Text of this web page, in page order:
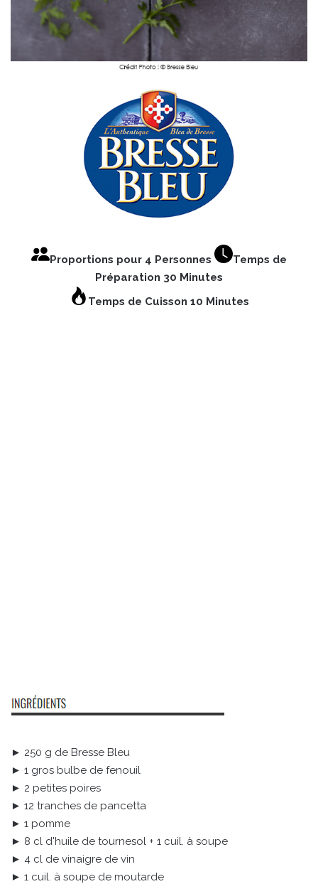
Proportions pour 4 Personnes
Temps de
Préparation 30 Minutes
Temps de Cuisson 10 Minutes
► 250 g de Bresse Bleu
► 1 gros bulbe de fenouil
► 2 petites poires
► 12 tranches de pancetta
► 1 pomme
► 8 cl d'huile de tournesol + 1 cuil. à soupe
► 4 cl de vinaigre de vin
► 1 cuil. à soupe de moutarde